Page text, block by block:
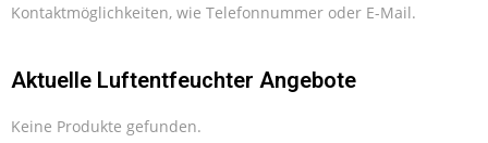
Kontaktmöglichkeiten, wie Telefonnummer oder E-Mail.
Aktuelle Luftentfeuchter Angebote
Keine Produkte gefunden.